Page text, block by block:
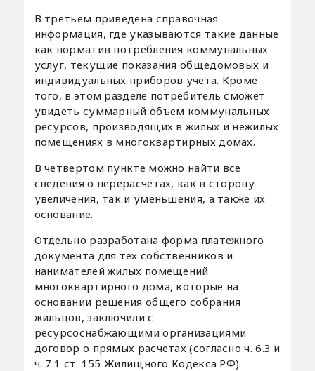
В третьем приведена справочная
информация, где указываются такие данные
как норматив потребления коммунальных
услуг, текущие показания общедомовых и
индивидуальных приборов учета. Кроме
того, в этом разделе потребитель сможет
увидеть суммарный объем коммунальных
ресурсов, производящих в жилых и нежилых
помещениях в многоквартирных домах.
В четвертом пункте можно найти все
сведения о перерасчетах, как в сторону
увеличения, так и уменьшения, а также их
основание.
Отдельно разработана форма платежного
документа для тех собственников и
нанимателей жилых помещений
многоквартирного дома, которые на
основании решения общего собрания
жильцов, заключили с
ресурсоснабжающими организациями
договор о прямых расчетах (согласно ч. 6.3 и
ч. 7.1 ст. 155 Жилищного Кодекса РФ).